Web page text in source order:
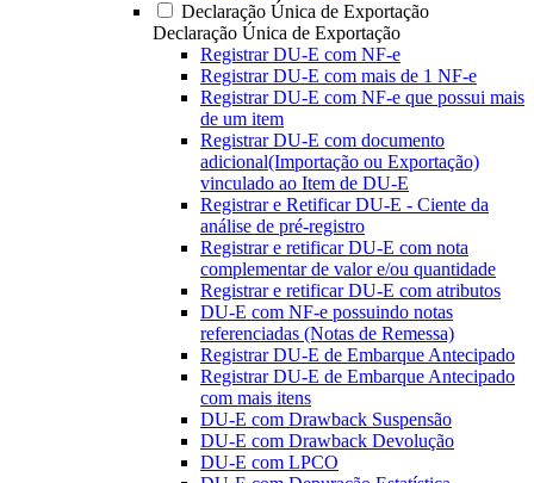
Declaração Única de Exportação
Declaração Única de Exportação
Registrar DU-E com NF-e
Registrar DU-E com mais de 1 NF-e
Registrar DU-E com NF-e que possui mais
de um item
Registrar DU-E com documento
adicional(Importação ou Exportação)
vinculado ao Item de DU-E
Registrar e Retificar DU-E - Ciente da
análise de pré-registro
Registrar e retificar DU-E com nota
complementar de valor e/ou quantidade
Registrar e retificar DU-E com atributos
DU-E com NF-e possuindo notas
referenciadas (Notas de Remessa)
Registrar DU-E de Embarque Antecipado
Registrar DU-E de Embarque Antecipado
com mais itens
DU-E com Drawback Suspensão
DU-E com Drawback Devolução
DU-E com LPCO